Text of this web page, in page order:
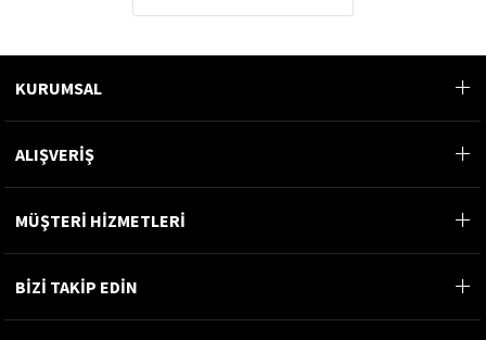
KURUMSAL
ALIŞVERİŞ
MÜŞTERİ HİZMETLERİ
BİZİ TAKİP EDİN